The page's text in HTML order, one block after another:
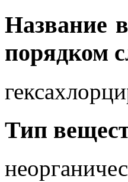
Название
порядком
Тип